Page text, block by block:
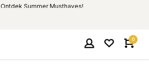
Ontdek Summer Musthaves!
0